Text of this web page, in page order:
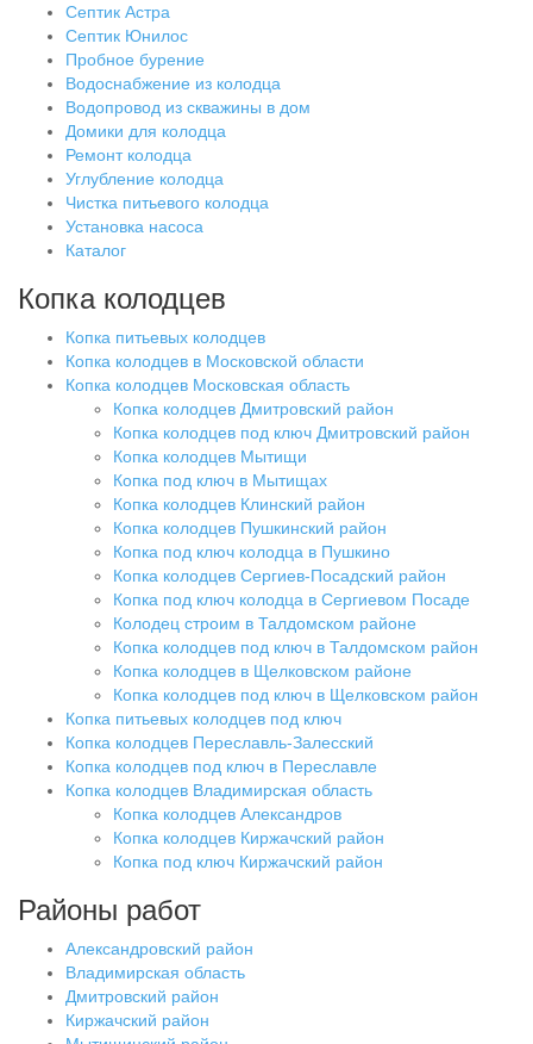
Септик Астра
Септик Юнилос
Пробное бурение
Водоснабжение из колодца
Водопровод из скважины в дом
Домики для колодца
Ремонт колодца
Углубление колодца
Чистка питьевого колодца
Установка насоса
Каталог
Копка колодцев
Копка питьевых колодцев
Копка колодцев в Московской области
Копка колодцев Московская область
Копка колодцев Дмитровский район
Копка колодцев под ключ Дмитровский район
Копка колодцев Мытищи
Копка под ключ в Мытищах
Копка колодцев Клинский район
Копка колодцев Пушкинский район
Копка под ключ колодца в Пушкино
Копка колодцев Сергиев-Посадский район
Копка под ключ колодца в Сергиевом Посаде
Колодец строим в Талдомском районе
Копка колодцев под ключ в Талдомском район
Копка колодцев в Щелковском районе
Копка колодцев под ключ в Щелковском район
Копка питьевых колодцев под ключ
Копка колодцев Переславль-Залесский
Копка колодцев под ключ в Переславле
Копка колодцев Владимирская область
Копка колодцев Александров
Копка колодцев Киржачский район
Копка под ключ Киржачский район
Районы работ
Александровский район
Владимирская область
Дмитровский район
Киржачский район